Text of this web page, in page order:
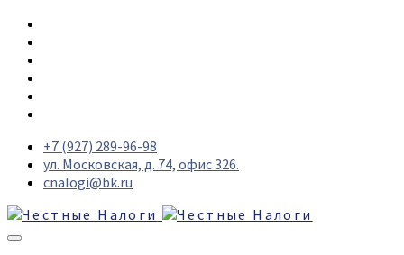
+7 (927) 289-96-98
ул. Московская, д. 74, офис 326.
cnalogi@bk.ru